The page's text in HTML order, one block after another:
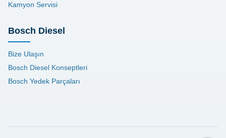
Kamyon Servisi
Bosch Diesel
Bize Ulaşın
Bosch Diesel Konseptleri
Bosch Yedek Parçaları